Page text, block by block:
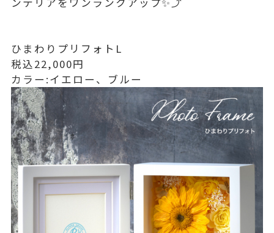
ひまわりプリフォトL
税込22,000円
カラー:イエロー、ブルー